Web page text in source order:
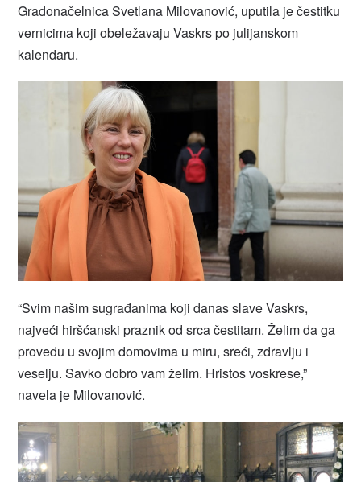
Gradonačelnica Svetlana Milovanović, uputila je čestitku
vernicima koji obeležavaju Vaskrs po julijanskom
kalendaru.
“Svim našim sugrađanima koji danas slave Vaskrs,
najveći hiršćanski praznik od srca čestitam. Želim da ga
provedu u svojim domovima u miru, sreći, zdravlju i
veselju. Savko dobro vam želim. Hristos voskrese,”
navela je Milovanović.